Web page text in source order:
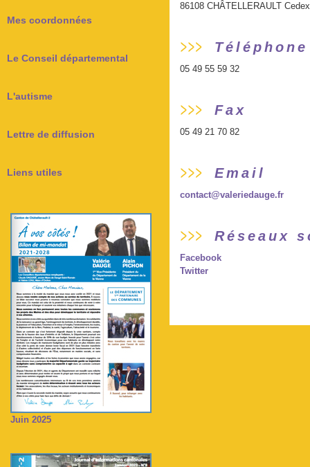
Mes coordonnées
Le Conseil départemental
L'autisme
Lettre de diffusion
Liens utiles
Juin 2025
86108 CHÂTELLERAULT Cedex
Téléphone
05 49 55 59 32
Fax
05 49 21 70 82
Email
contact@valeriedauge.fr
Réseaux
Facebook
Twitter